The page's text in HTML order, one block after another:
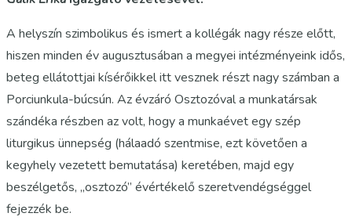
A helyszín szimbolikus és ismert a kollégák nagy része előtt,
hiszen minden év augusztusában a megyei intézményeink idős,
beteg ellátottjai kísérőikkel itt vesznek részt nagy számban a
Porciunkula-búcsún. Az évzáró Osztozóval a munkatársak
szándéka részben az volt, hogy a munkaévet egy szép
liturgikus ünnepség (hálaadó szentmise, ezt követően a
kegyhely vezetett bemutatása) keretében, majd egy
beszélgetős, „osztozó” évértékelő szeretvendégséggel
fejezzék be.